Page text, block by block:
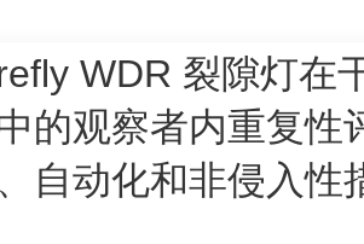
WDR 裂隙灯在
的观察者内重复性
自动化和非侵入性
Antonio O.D.，理学硕士； Gargallo-
，博士；古铁雷斯-奥尔特加，拉蒙医学博
-冈萨雷斯，何塞-玛丽亚 O.D.，博士